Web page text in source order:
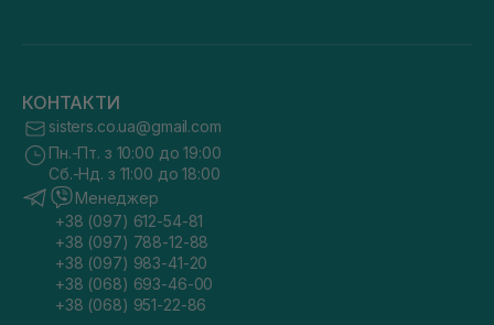
КОНТАКТИ
sisters.co.ua@gmail.com
Пн.-Пт. з 10:00 до 19:00
Сб.-Нд. з 11:00 до 18:00
Менеджер
+38 (097) 612-54-81
+38 (097) 788-12-88
+38 (097) 983-41-20
+38 (068) 693-46-00
+38 (068) 951-22-86